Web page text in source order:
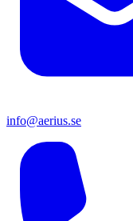
info@aerius.se